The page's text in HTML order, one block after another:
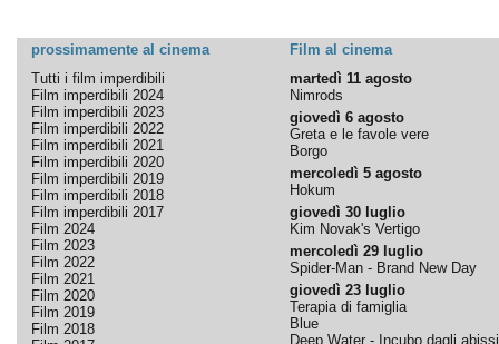
prossimamente al cinema
Film al cinema
Tutti i film imperdibili
Film imperdibili 2024
Film imperdibili 2023
Film imperdibili 2022
Film imperdibili 2021
Film imperdibili 2020
Film imperdibili 2019
Film imperdibili 2018
Film imperdibili 2017
Film 2024
Film 2023
Film 2022
Film 2021
Film 2020
Film 2019
Film 2018
martedì 11 agosto
Nimrods
giovedì 6 agosto
Greta e le favole vere
Borgo
mercoledì 5 agosto
Hokum
giovedì 30 luglio
Kim Novak's Vertigo
mercoledì 29 luglio
Spider-Man - Brand New Day
giovedì 23 luglio
Terapia di famiglia
Blue
Deep Water - Incubo dagli abissi